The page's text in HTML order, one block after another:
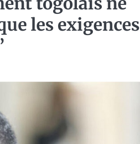
les exigences